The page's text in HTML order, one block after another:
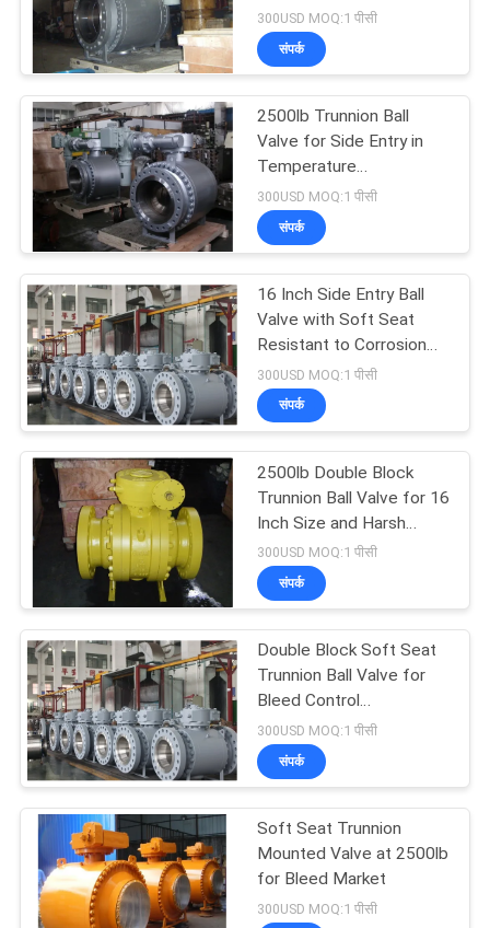
डबल ब्लॉक और ब्लड
वाल्व
धातु की बैठी गेंद वाल्व
ग्लोब स्टॉप वाल्व
एनआरवी चेक वाल्व
300USD MOQ:1 पीसी
संपर्क
2500lb Trunnion Ball
Valve for Side Entry in
Temperature
Environments
300USD MOQ:1 पीसी
संपर्क
16 Inch Side Entry Ball
Valve with Soft Seat
Resistant to Corrosion
and Wear
300USD MOQ:1 पीसी
संपर्क
2500lb Double Block
Trunnion Ball Valve for 16
Inch Size and Harsh
Environments
300USD MOQ:1 पीसी
संपर्क
Double Block Soft Seat
Trunnion Ball Valve for
Bleed Control
Applications
300USD MOQ:1 पीसी
संपर्क
Soft Seat Trunnion
Mounted Valve at 2500lb
for Bleed Market
300USD MOQ:1 पीसी